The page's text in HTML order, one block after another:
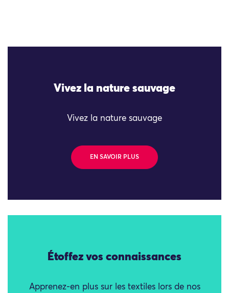
Vivez la nature sauvage
Vivez la nature sauvage
EN SAVOIR PLUS
Étoffez vos connaissances
Apprenez-en plus sur les textiles lors de nos